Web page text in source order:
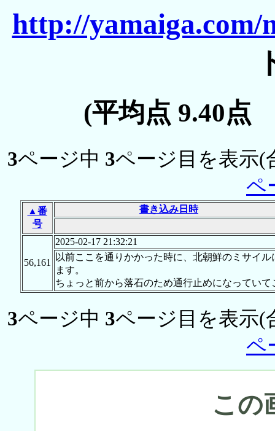
http://yamaiga.com/
(平均点 9.40
3ページ中 3ページ目を表示(
ペ
▲番
号
書き込み日時
56,161
2025-02-17 21:32:21
以前ここを通りかかった時に、北朝鮮のミサイ
ます。
ちょっと前から落石のため通行止めになってい
3ページ中 3ページ目を表示(
ペ
この